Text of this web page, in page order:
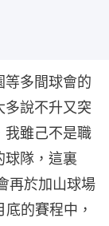
等多間球會的
多說不升又突
我雖己不是職
球隊，這裏
再於加山球場
的賽程中，